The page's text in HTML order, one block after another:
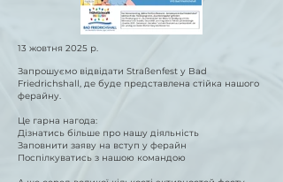
13 жовтня 2025 р.
Запрошуємо відвідати Straßenfest у Bad
Friedrichshall, де буде представлена стійка нашого
ферайну.
Це гарна нагода:
Дізнатись більше про нашу діяльність
Заповнити заяву на вступ у ферайн
Поспілкуватись з нашою командою